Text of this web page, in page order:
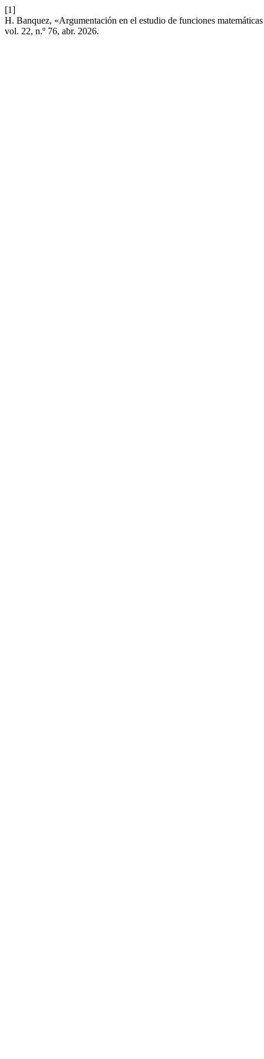
[1]
H. Banquez, «Argumentación en el estudio de funciones
vol. 22, n.º 76, abr. 2026.